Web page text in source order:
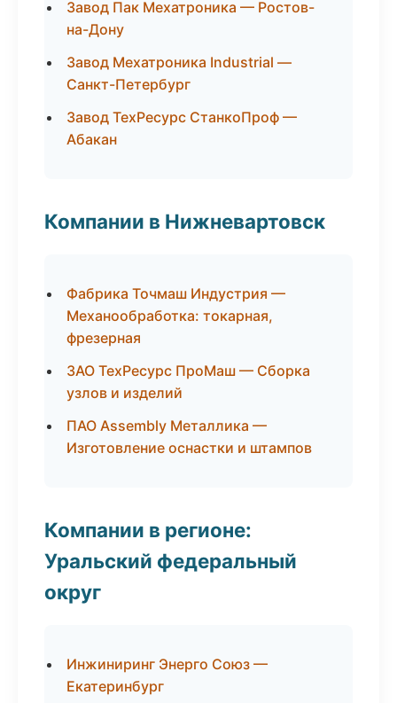
Завод Пак Мехатроника — Ростов-
на-Дону
Завод Мехатроника Industrial —
Санкт-Петербург
Завод ТехРесурс СтанкоПроф —
Абакан
Компании в Нижневартовск
Фабрика Точмаш Индустрия —
Механообработка: токарная,
фрезерная
ЗАО ТехРесурс ПроМаш — Сборка
узлов и изделий
ПАО Assembly Металлика —
Изготовление оснастки и штампов
Компании в регионе:
Уральский федеральный
округ
Инжиниринг Энерго Союз —
Екатеринбург